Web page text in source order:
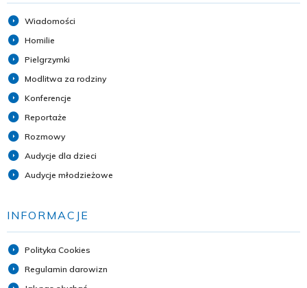
Wiadomości
Homilie
Pielgrzymki
Modlitwa za rodziny
Konferencje
Reportaże
Rozmowy
Audycje dla dzieci
Audycje młodzieżowe
INFORMACJE
Polityka Cookies
Regulamin darowizn